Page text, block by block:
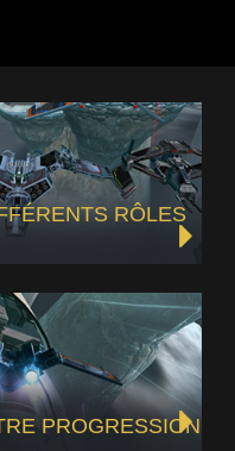
RÔLES
PROGRESSION